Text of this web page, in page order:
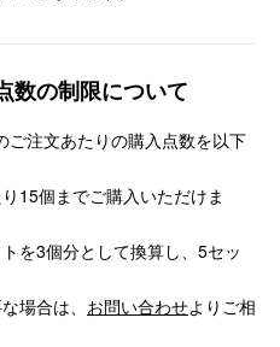
数の制限について
注文あたりの購入点数を以下
15個までご購入いただけま
を3個分として換算し、5セッ
場合は、 お問い合わせよりご相